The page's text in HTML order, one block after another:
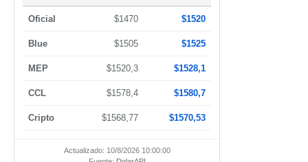
Oficial $1470 $1520
Blue $1505 $1525
MEP $1520,3 $1528,1
CCL $1578,4 $1580,7
Cripto $1568,77 $1570,53
Actualizado: 10/8/2026 10:00:00